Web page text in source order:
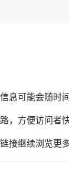
息可能会随时
，方便访问者
接继续浏览更多